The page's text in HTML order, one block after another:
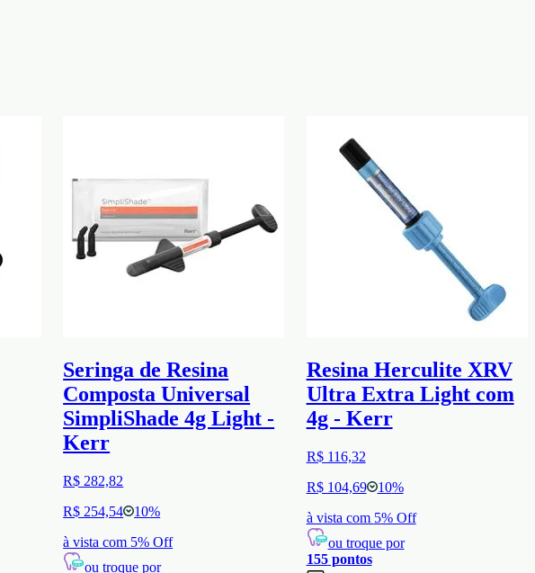
Seringa de Resina
Composta Universal
SimpliShade 4g Light -
Kerr
R$ 282,82
R$ 254,54
10%
à vista com 5% Off
ou troque por
Resina Herculite XRV
Ultra Extra Light com
4g - Kerr
R$ 116,32
R$ 104,69
10%
à vista com 5% Off
ou troque por
155pontos